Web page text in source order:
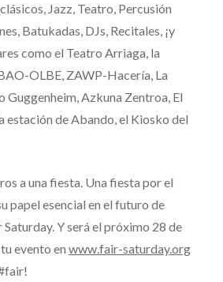
Jazz, Teatro, Percusión
Batukadas, DJs, Recitales, ¡y
como el Teatro Arriaga, la
OLBE, ZAWP-Hacería, La
Guggenheim, Azkuna Zentroa, El
estación de Abando, el Kiosko del
a una fiesta. Una fiesta por el
papel esencial en el futuro de
Saturday. Y será el próximo 28 de
evento en www.fair-saturday.org